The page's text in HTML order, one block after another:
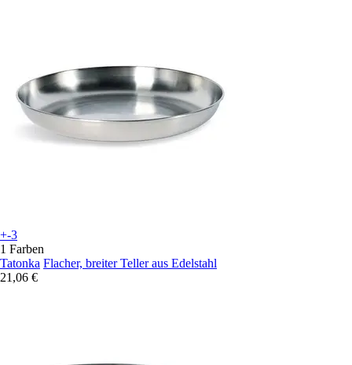
+-3
1 Farben
Tatonka Flacher, breiter Teller aus Edelstahl
21,06 €